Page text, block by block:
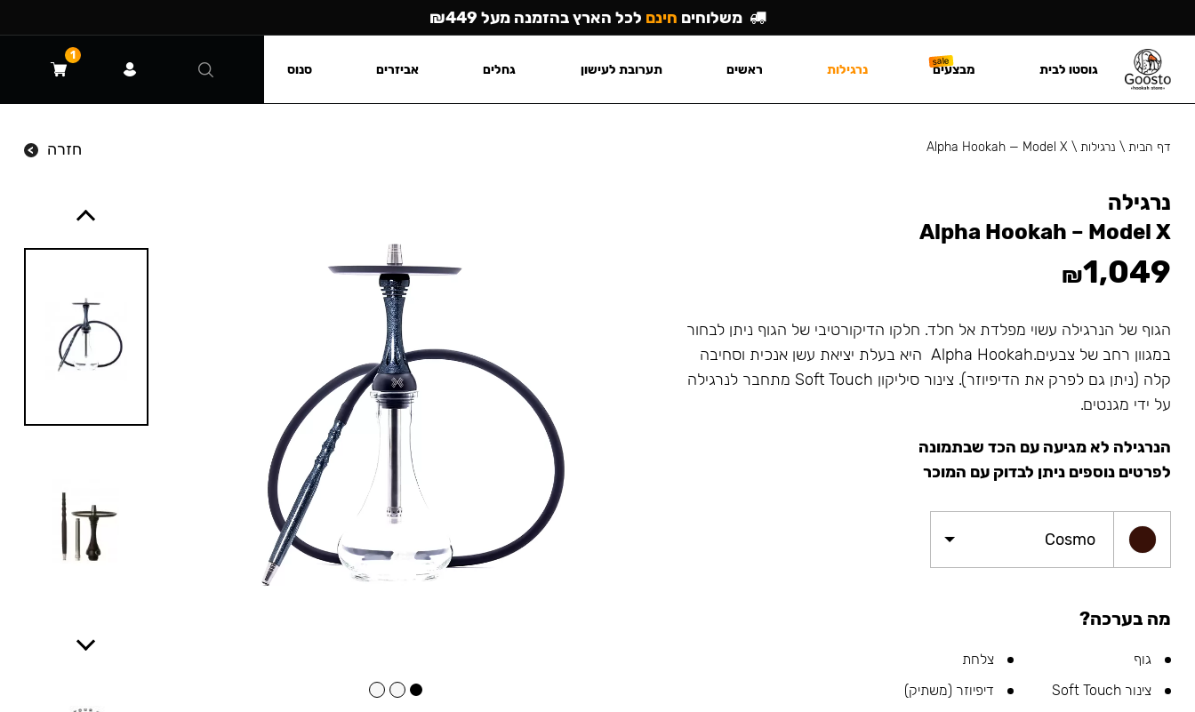
דף הבית\ נרגילות\
Alpha Hookah — Model X חזרה
נרגילה
Alpha Hookah – Model X
₪1,049
הגוף של הנרגילה עשוי מפלדת אל חלד. חלקו הדיקורטיבי של הגוף ניתן לבחור
במגוון רחב של צבעים.Alpha Hookahהיא בעלת יציאת עשן אנכית וסחיבה
קלה (ניתן גם לפרק את הדיפיוזר). צינור סיליקון Soft Touch מתחבר לנרגילה
על ידי מגנטים.
הנרגילה לא מגיעה עם הכד שבתמונה
לפרטים נוספים ניתן לבדוק עם המוכר
Cosmo
מה בערכה?
גוף
צלחת
צינור Soft Touch
דיפיוזר (משתיק)
משלוחים חינם לכל הארץ בהזמנה מעל ₪449
גוסטו לבית מבצעים נרגילות ראשים תערובת לעישון גחלים אביזרים סנוס
1